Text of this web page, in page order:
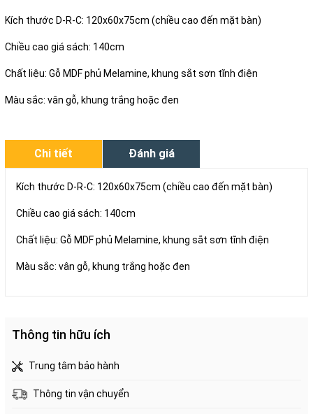
Kích thước D-R-C: 120x60x75cm (chiều cao đến mặt bàn)
Chiều cao giá sách: 140cm
Chất liệu: Gỗ MDF phủ Melamine, khung sắt sơn tĩnh điện
Màu sắc: vân gỗ, khung trắng hoặc đen
Chi tiết Đánh giá
Kích thước D-R-C: 120x60x75cm (chiều cao đến mặt bàn)
Chiều cao giá sách: 140cm
Chất liệu: Gỗ MDF phủ Melamine, khung sắt sơn tĩnh điện
Màu sắc: vân gỗ, khung trắng hoặc đen
Thông tin hữu ích
Trung tâm bảo hành
Thông tin vận chuyển